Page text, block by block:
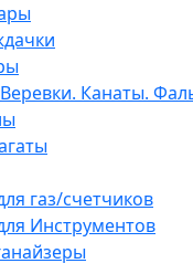
Канаты.
газ/счетчиков
Инструментов